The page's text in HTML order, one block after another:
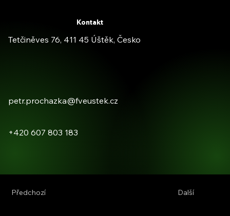
Další
Předchozí
+420 607 803 183
Kontakt
Tetčiněves 76, 411 45 Úštěk, Česko
petr.prochazka@fveustek.cz